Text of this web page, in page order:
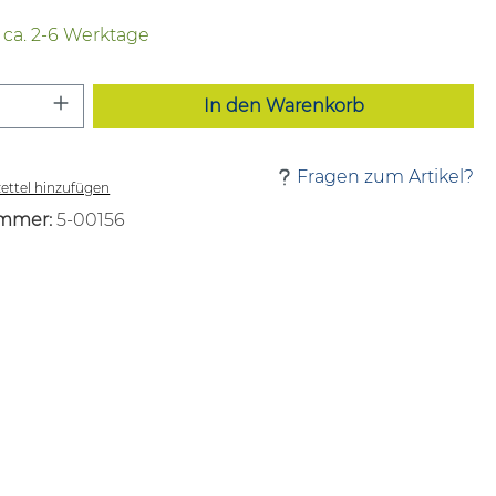
2-6 Werktage
Anzahl: Gib den gewünschten Wert
In den Warenkorb
hinzufügen
Fragen zum Artikel?
5-00156